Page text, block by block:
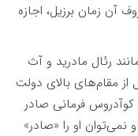
آن زمان برزیل، اجازه
رئال مادرید و آث
از مقام‌های بالای دولت
ژانیو کوآدروس فرمانی صادر
نمی‌توان او را «صادر»